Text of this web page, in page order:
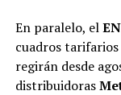
En paralelo, el
cuadros
regirán desde
distribuidoras